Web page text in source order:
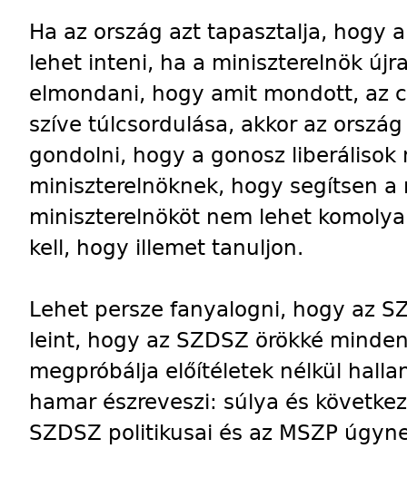
Ha az ország azt tapasztalja, hogy
lehet inteni, ha a miniszterelnök
elmondani, hogy amit mondott, az
szíve túlcsordulása, akkor az
gondolni, hogy a gonosz liberálisok
miniszterelnöknek, hogy segítsen
miniszterelnököt nem lehet
kell, hogy illemet tanuljon.
Lehet persze fanyalogni, hogy az
leint, hogy az SZDSZ örökké
megpróbálja előítéletek nélkül
hamar észreveszi: súlya és
SZDSZ politikusai és az MSZP